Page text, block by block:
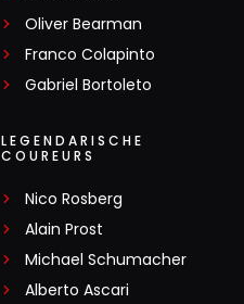
Oliver Bearman
Franco Colapinto
Gabriel Bortoleto
LEGENDARISCHE
COUREURS
Nico Rosberg
Alain Prost
Michael Schumacher
Alberto Ascari